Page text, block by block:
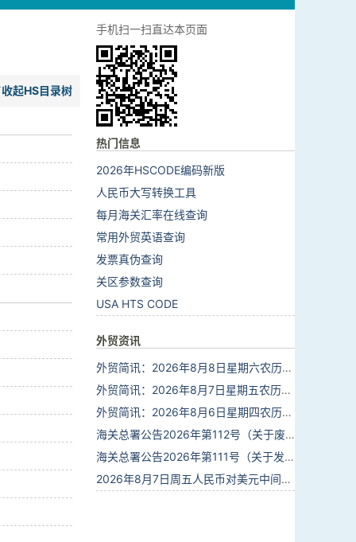
起HS目录树
手机扫一扫直达本页面
热门信息
2026年HSCODE编码新版
人民币大写转换工具
每月海关汇率在线查询
常用外贸英语查询
发票真伪查询
关区参数查询
USA HTS CODE
外贸资讯
外贸简讯：2026年8月8日星期六农历六月廿六
外贸简讯：2026年8月7日星期五农历六月廿五
外贸简讯：2026年8月6日星期四农历六月廿四
海关总署公告2026年第112号（关于废止部分卫生检疫类规范性文件的公告）
海关总署公告2026年第111号（关于发布《进出境动植物检疫处理监督管理工作规定》《进出境卫生处理监督管理工作规定》的公告）
2026年8月7日周五人民币对美元中间价报6.7904调贬9个基点